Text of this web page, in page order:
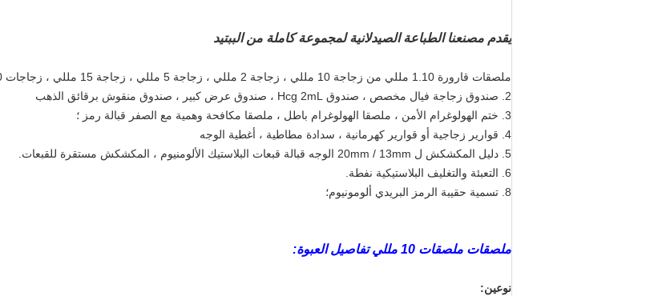
يقدم مصنعنا الطباعة الصيدلانية لمجموعة كاملة من الببتيد
ملصقات قارورة 1.10 مللي من زجاجة 10 مللي ، زجاجة 2 مللي ، زجاجة 5 مللي ، زجاجة 15 مللي ، زجاجات 20 مللي ؛
2. صندوق زجاجة فيال مخصص ، صندوق Hcg 2mL ، صندوق عرض كبير ، صندوق منقوش برقائق الذهب
3. ختم الهولوغرام الأمن ، ملصقا الهولوغرام باطل ، ملصقا مكافحة وهمية مع الصفر قبالة رمز ؛
4. قوارير زجاجية أو قوارير كهرمانية ، سدادة مطاطية ، أغطية الوجه
5. دليل المكشكش ل 20mm / 13mm الوجه قبالة قبعات البلاستيك الألومنيوم ، المكشكش مستقرة للقبعات.
6. التعبئة والتغليف البلاستيكية نفطة.
8. تسمية حقيبة الرمز البريدي ألومونيوم؛
ملصقات ملصقات 10 مللي تفاصيل العبوة:
نوعين: